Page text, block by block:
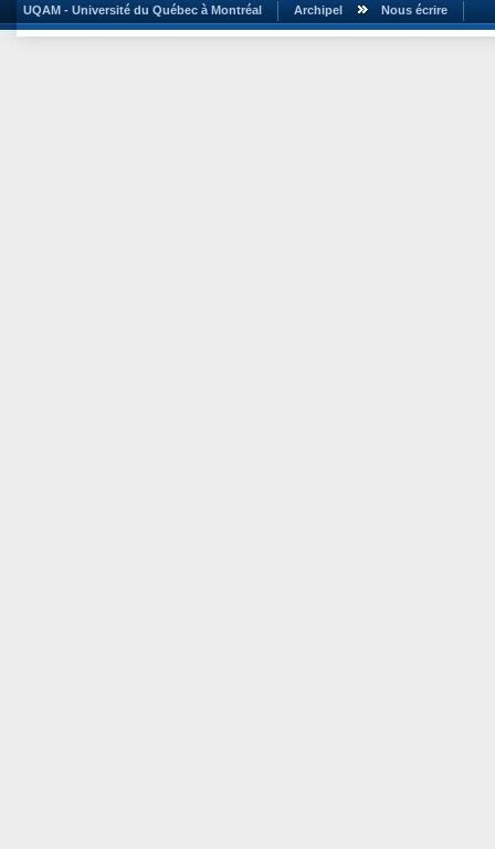
UQAM - Université du Québec à Montréal Archipel Nous écrire